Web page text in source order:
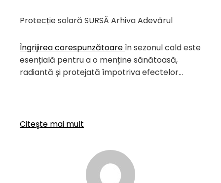
Protecție solară SURSĂ Arhiva Adevărul
Îngrijirea corespunzătoareîn sezonul cald este
esențială pentru a o menține sănătoasă,
radiantă și protejată împotriva efectelor…
Citeşte mai mult